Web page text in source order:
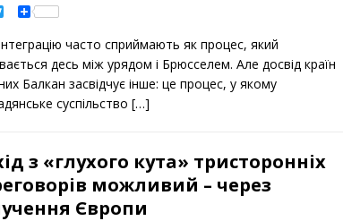
t
t
e
r
S
h
r
e
часто сприймають як процес, який
десь між урядом і Брюсселем. Але досвід країн
Балкан засвідчує інше: це процес, у якому
суспільство […]
з «глухого кута» тристоронніх
можливий – через
Європи